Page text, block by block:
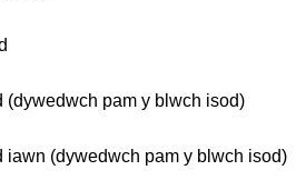
(dywedwch pam y blwch isod)
iawn (dywedwch pam y blwch isod)